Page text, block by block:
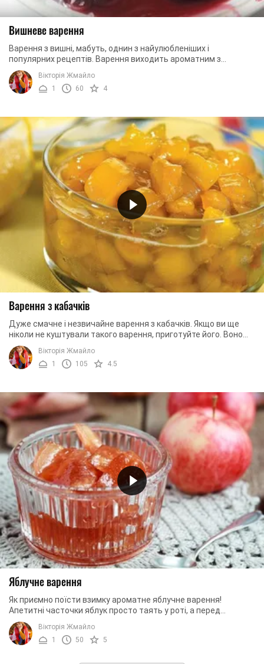
Вишневе варення
Варення з вишні, мабуть, однин з найулюбленіших і
популярних рецептів. Варення виходить ароматним з
напрочуд насиченим кольором. Готувати таке ...
Вікторія Жмайло
1
60 4
Варення з кабачків
Дуже смачне і незвичайне варення з кабачків. Якщо ви ще
ніколи не куштували такого варення, приготуйте його. Воно
точно здивує, приємно потішить і ...
Вікторія Жмайло
1
105 4.5
Яблучне варення
Як приємно поїсти взимку ароматне яблучне варення!
Апетитні часточки яблук просто таять у роті, а перед
ароматом варення мало хто зможе встояти. ...
Вікторія Жмайло
1
50 5